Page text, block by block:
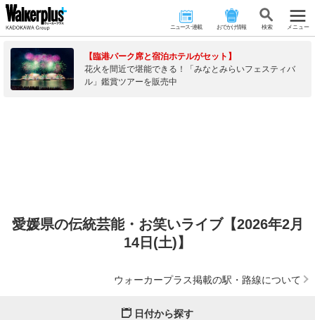
ニュース･連載 おでかけ情報 検 索 メニュー
【臨港パーク席と宿泊ホテルがセット】
花火を間近で堪能できる！「みなとみらいフェスティバ
ル」鑑賞ツアーを販売中
愛媛県の伝統芸能・お笑いライブ【2026年2月
14日(土)】
ウォーカープラス掲載の駅・路線について
日付から探す